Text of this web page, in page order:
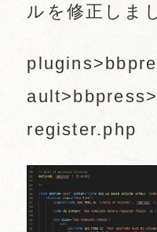
ルを修正しま
register.php